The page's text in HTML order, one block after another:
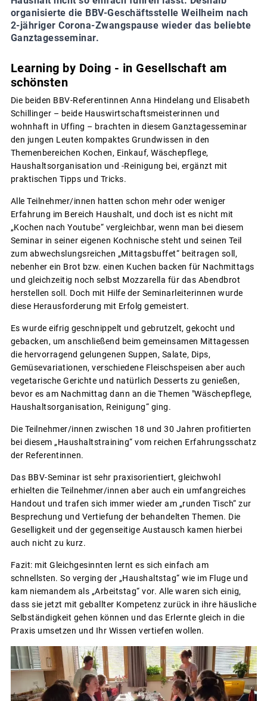
organisierte die BBV-Geschäftsstelle Weilheim nach
2-jähriger Corona-Zwangspause wieder das beliebte
Ganztagesseminar.
Learning by Doing - in Gesellschaft am
schönsten
Die beiden BBV-Referentinnen Anna Hindelang und Elisabeth
Schillinger – beide Hauswirtschaftsmeisterinnen und
wohnhaft in Uffing – brachten in diesem Ganztagesseminar
den jungen Leuten kompaktes Grundwissen in den
Themenbereichen Kochen, Einkauf, Wäschepflege,
Haushaltsorganisation und -Reinigung bei, ergänzt mit
praktischen Tipps und Tricks.
Alle Teilnehmer/innen hatten schon mehr oder weniger
Erfahrung im Bereich Haushalt, und doch ist es nicht mit
„Kochen nach Youtube“ vergleichbar, wenn man bei diesem
Seminar in seiner eigenen Kochnische steht und seinen Teil
zum abwechslungsreichen „Mittagsbuffet“ beitragen soll,
nebenher ein Brot bzw. einen Kuchen backen für Nachmittags
und gleichzeitig noch selbst Mozzarella für das Abendbrot
herstellen soll. Doch mit Hilfe der Seminarleiterinnen wurde
diese Herausforderung mit Erfolg gemeistert.
Es wurde eifrig geschnippelt und gebrutzelt, gekocht und
gebacken, um anschließend beim gemeinsamen Mittagessen
die hervorragend gelungenen Suppen, Salate, Dips,
Gemüsevariationen, verschiedene Fleischspeisen aber auch
vegetarische Gerichte und natürlich Desserts zu genießen,
bevor es am Nachmittag dann an die Themen "Wäschepflege,
Haushaltsorganisation, Reinigung“ ging.
Die Teilnehmer/innen zwischen 18 und 30 Jahren profitierten
bei diesem „Haushaltstraining“ vom reichen Erfahrungsschatz
der Referentinnen.
Das BBV-Seminar ist sehr praxisorientiert, gleichwohl
erhielten die Teilnehmer/innen aber auch ein umfangreiches
Handout und trafen sich immer wieder am „runden Tisch“ zur
Besprechung und Vertiefung der behandelten Themen. Die
Geselligkeit und der gegenseitige Austausch kamen hierbei
auch nicht zu kurz.
Fazit: mit Gleichgesinnten lernt es sich einfach am
schnellsten. So verging der „Haushaltstag“ wie im Fluge und
kam niemandem als „Arbeitstag“ vor. Alle waren sich einig,
dass sie jetzt mit geballter Kompetenz zurück in ihre häusliche
Selbständigkeit gehen können und das Erlernte gleich in die
Praxis umsetzen und Ihr Wissen vertiefen wollen.